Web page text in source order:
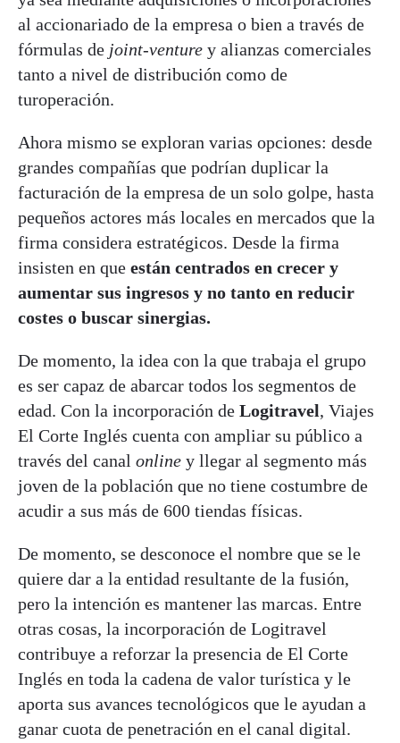
al accionariado de la empresa o bien a través de
fórmulas de joint-venture y alianzas comerciales
tanto a nivel de distribución como de
turoperación.
Ahora mismo se exploran varias opciones: desde
grandes compañías que podrían duplicar la
facturación de la empresa de un solo golpe, hasta
pequeños actores más locales en mercados que la
firma considera estratégicos. Desde la firma
insisten en que están centrados en crecer y
aumentar sus ingresos y no tanto en reducir
costes o buscar sinergias.
De momento, la idea con la que trabaja el grupo
es ser capaz de abarcar todos los segmentos de
edad. Con la incorporación de Logitravel, Viajes
El Corte Inglés cuenta con ampliar su público a
través del canal online y llegar al segmento más
joven de la población que no tiene costumbre de
acudir a sus más de 600 tiendas físicas.
De momento, se desconoce el nombre que se le
quiere dar a la entidad resultante de la fusión,
pero la intención es mantener las marcas. Entre
otras cosas, la incorporación de Logitravel
contribuye a reforzar la presencia de El Corte
Inglés en toda la cadena de valor turística y le
aporta sus avances tecnológicos que le ayudan a
ganar cuota de penetración en el canal digital.